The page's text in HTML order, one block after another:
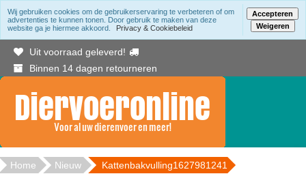
Gratis bezorging binnen Berkelland vanaf 20.00
Uit voorraad geleverd!
Binnen 14 dagen retourneren
Home Nieuw Kattenbakvulling1627981241
Wij gebruiken cookies om de gebruikerservaring te verbeteren of om
advertenties te kunnen tonen. Door gebruik te maken van deze
website ga je hiermee akkoord.
Privacy & Cookiebeleid
Accepteren
Weigeren